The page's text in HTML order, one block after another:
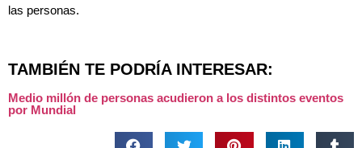
las personas.
TAMBIÉN TE PODRÍA INTERESAR:
Medio millón de personas acudieron a los distintos eventos
por Mundial